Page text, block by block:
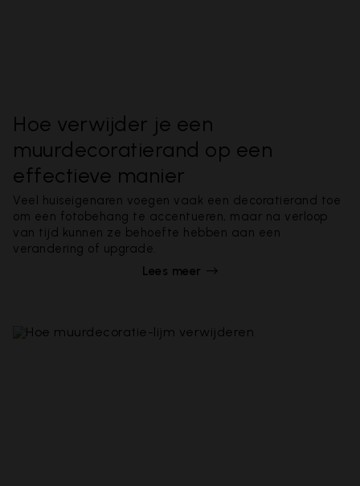
Hoe verwijder je een
muurdecoratierand op een
effectieve manier
Veel huiseigenaren voegen vaak een decoratierand toe
om een fotobehang te accentueren, maar na verloop
van tijd kunnen ze behoefte hebben aan een
verandering of upgrade.
Lees meer